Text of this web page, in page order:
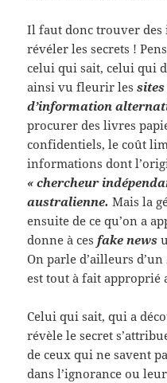
Il faut donc trouver des
révéler les secrets !
celui qui sait, celui qui
ainsi vu fleurir les
d’information
procurer des livres
confidentiels, le coût
informations dont
« chercheur
australienne.Mais la
ensuite de ce qu’on a
donne à ces fake news
On parle d’ailleurs d’un
est tout à fait approprié
Celui qui sait, qui a
révèle le secret
de ceux qui ne savent
dans l’ignorance ou